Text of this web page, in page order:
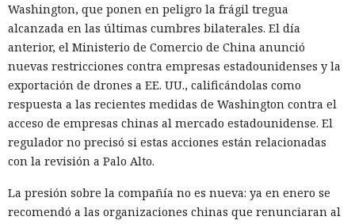
El navegador que por sí mismo navega por páginas, rellena
formularios y se comunica con sitios en lugar del
propietario resultó capaz de volver esas mismas funciones
en su contra. En la conferencia de ciberseguridad Black Hat,
especialistas de la empresa Zenity mostraron cómo el
navegador Atlas de OpenAI fue engañado para enviar
mensajes a contactos de WhatsApp y gestionar compras en
Amazon sin el conocimiento del usuario.
En el origen del ataque había una página falsa de
Washington, que ponen en peligro la frágil tregua
alcanzada en las últimas cumbres bilaterales. El día
anterior, el Ministerio de Comercio de China anunció
nuevas restricciones contra empresas estadounidenses y la
exportación de drones a EE. UU., calificándolas como
respuesta a las recientes medidas de Washington contra el
acceso de empresas chinas al mercado estadounidense. El
regulador no precisó si estas acciones están relacionadas
con la revisión a Palo Alto.
La presión sobre la compañía no es nueva: ya en enero se
recomendó a las organizaciones chinas que renunciaran al